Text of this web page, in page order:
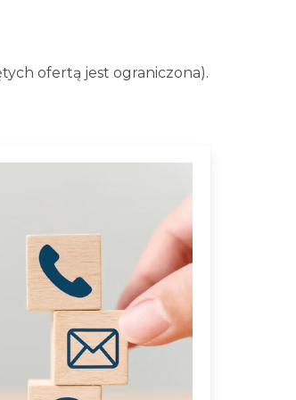
ofertą jest ograniczona).